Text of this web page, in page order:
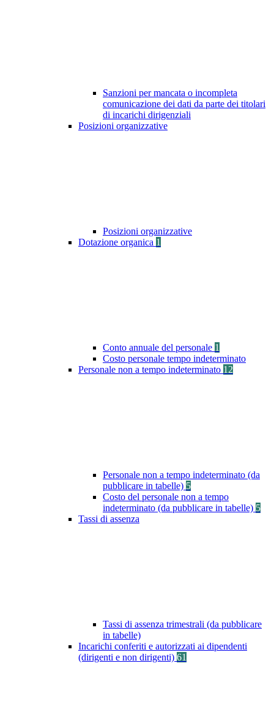
Sanzioni per mancata o incompleta
comunicazione dei dati da parte dei titolari
di incarichi dirigenziali
Posizioni organizzative
Posizioni organizzative
Dotazione organica 1
Conto annuale del personale 1
Costo personale tempo indeterminato
Personale non a tempo indeterminato 12
Personale non a tempo indeterminato (da
pubblicare in tabelle) 5
Costo del personale non a tempo
indeterminato (da pubblicare in tabelle) 5
Tassi di assenza
Tassi di assenza trimestrali (da pubblicare
in tabelle)
Incarichi conferiti e autorizzati ai dipendenti
(dirigenti e non dirigenti) 61